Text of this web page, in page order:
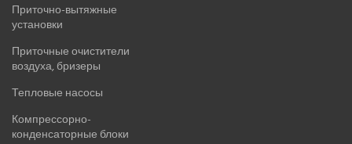
Приточно-вытяжные
установки
Приточные очистители
воздуха, бризеры
Тепловые насосы
Компрессорно-
конденсаторные блоки